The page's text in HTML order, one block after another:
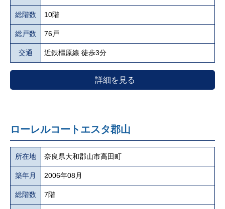
総階数 10階
総戸数 76戸
交通 近鉄橿原線 徒歩3分
詳細を見る
ローレルコートエスタ郡山
所在地 奈良県大和郡山市高田町
築年月 2006年08月
総階数 7階